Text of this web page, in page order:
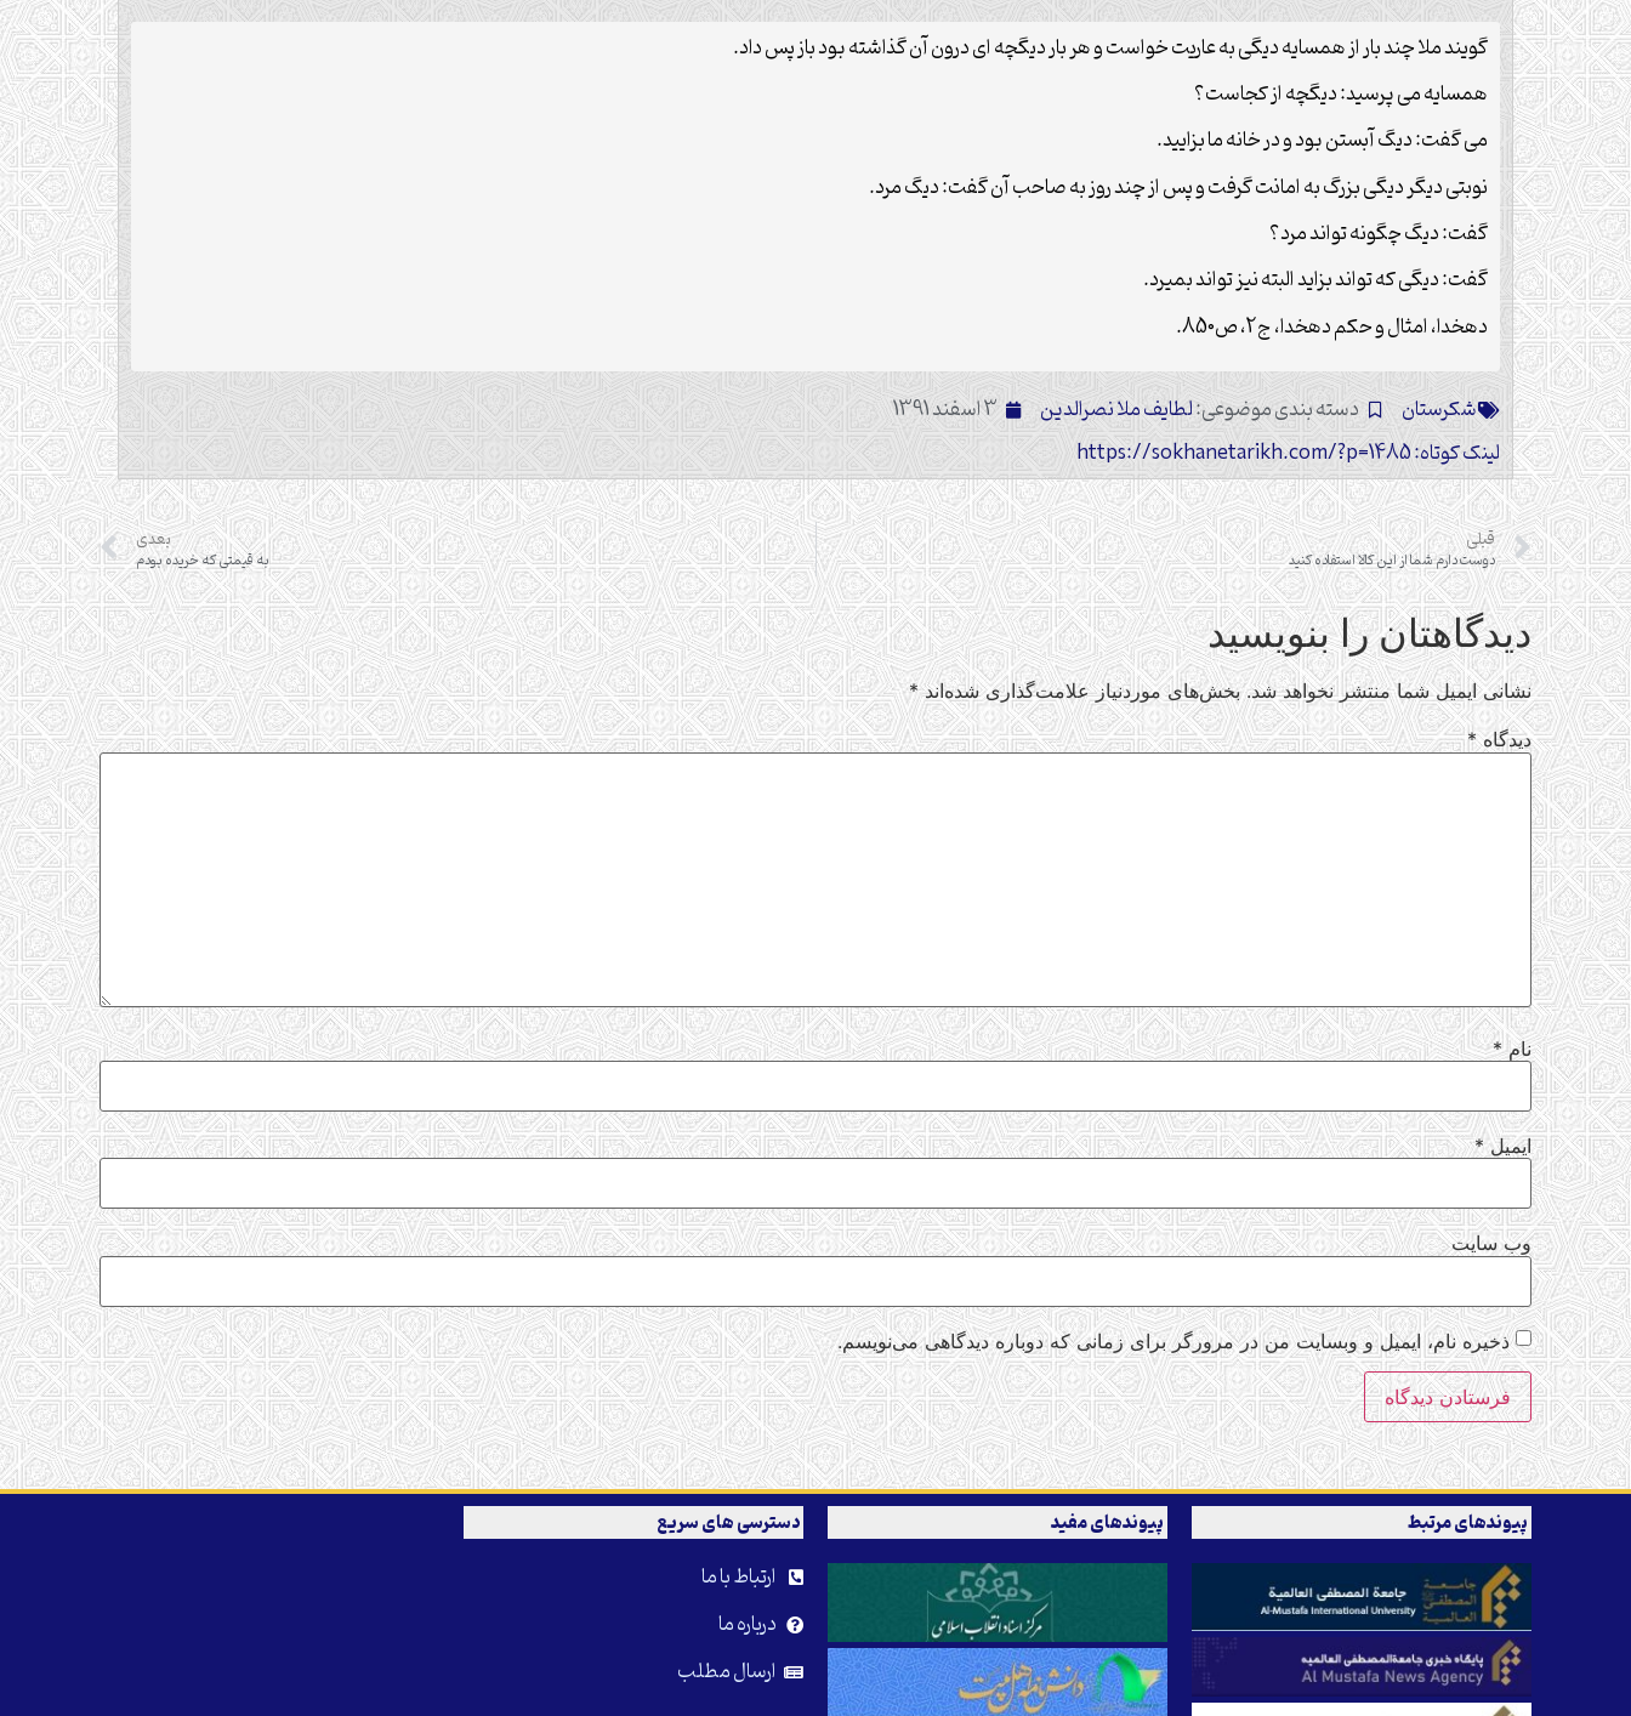
گویند ملا چند بار از همسایه دیگی به عاریت خواست و هر بار دیگچه ای درون آن گذاشته بود باز پس داد.
همسایه می پرسید: دیگچه از کجاست؟
می گفت: دیگ آبستن بود و در خانه ما بزایید.
نوبتی دیگر دیگی بزرگ به امانت گرفت و پس از چند روز به صاحب آن گفت: دیگ مرد.
گفت: دیگ چگونه تواند مرد؟
گفت: دیگی که تواند بزاید البته نیز تواند بمیرد.
دهخدا، امثال و حکم دهخدا، ج2، ص850.
شکرستان دسته بندی موضوعی:لطایف ملا نصرالدین
3 اسفند 1391
لینک کوتاه: https://sokhanetarikh.com/?p=1485
قبلی
دوست دارم شما از این کالا استفاده کنید
بعدی
به قیمتی که خریده بودم
دیدگاهتان را بنویسید
نشانی ایمیل شما منتشر نخواهد شد. بخش‌های موردنیاز علامت‌گذاری شده‌اند*
دیدگاه*
نام*
ایمیل*
وب‌ سایت
ذخیره نام، ایمیل و وبسایت من در مرورگر برای زمانی که دوباره دیدگاهی می‌نویسم.
پیوندهای مرتبط پیوندهای مفید دسترسی های سریع
ارتباط با ما
درباره ما
ارسال مطلب